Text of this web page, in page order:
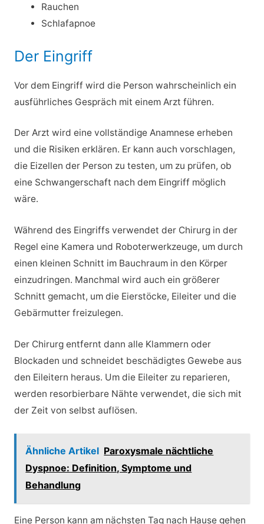
Rauchen
Schlafapnoe
Der Eingriff
Vor dem Eingriff wird die Person wahrscheinlich ein
ausführliches Gespräch mit einem Arzt führen.
Der Arzt wird eine vollständige Anamnese erheben
und die Risiken erklären. Er kann auch vorschlagen,
die Eizellen der Person zu testen, um zu prüfen, ob
eine Schwangerschaft nach dem Eingriff möglich
wäre.
Während des Eingriffs verwendet der Chirurg in der
Regel eine Kamera und Roboterwerkzeuge, um durch
einen kleinen Schnitt im Bauchraum in den Körper
einzudringen. Manchmal wird auch ein größerer
Schnitt gemacht, um die Eierstöcke, Eileiter und die
Gebärmutter freizulegen.
Der Chirurg entfernt dann alle Klammern oder
Blockaden und schneidet beschädigtes Gewebe aus
den Eileitern heraus. Um die Eileiter zu reparieren,
werden resorbierbare Nähte verwendet, die sich mit
der Zeit von selbst auflösen.
Ähnliche Artikel Paroxysmale nächtliche
Dyspnoe: Definition, Symptome und
Behandlung
Eine Person kann am nächsten Tag nach Hause gehen